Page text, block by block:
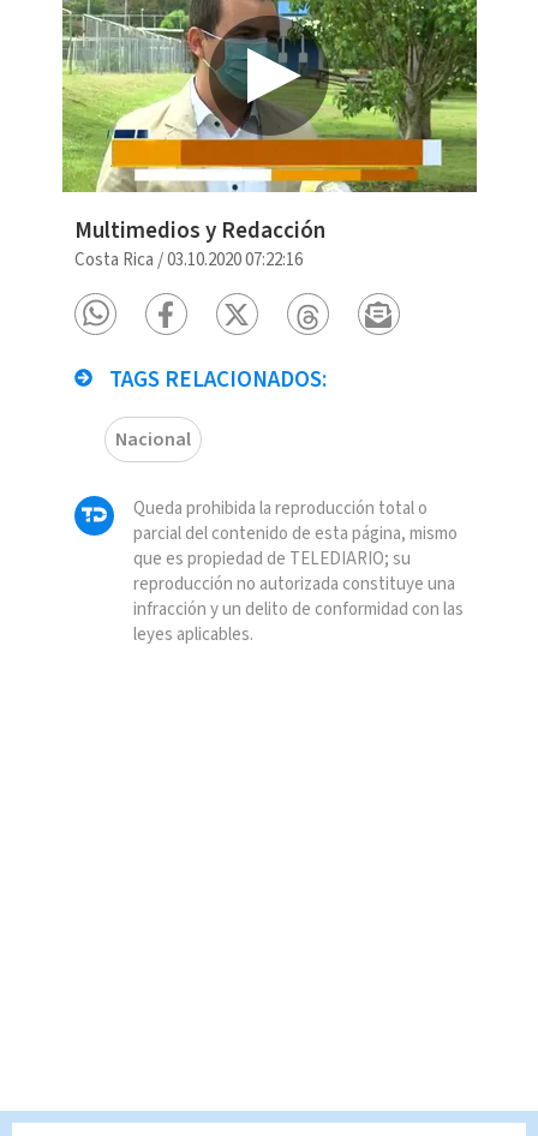
Multimedios y Redacción
Costa Rica /03.10.2020 07:22:16
TAGS RELACIONADOS:
Nacional
Queda prohibida la reproducción total o
parcial del contenido de esta página, mismo
que es propiedad de TELEDIARIO; su
reproducción no autorizada constituye una
infracción y un delito de conformidad con las
leyes aplicables.